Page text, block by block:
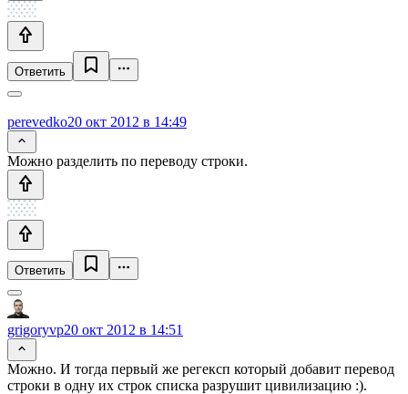
Ответить
perevedko20 окт 2012 в 14:49
Можно разделить по переводу строки.
Ответить
grigoryvp20 окт 2012 в 14:51
Можно. И тогда первый же регексп который добавит перевод
строки в одну их строк списка разрушит цивилизацию :).